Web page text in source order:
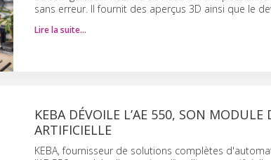
sans erreur. Il fournit des aperçus 3D ainsi que le
Lire la suite…
KEBA DÉVOILE L’AE 550, SON MODULE
ARTIFICIELLE
KEBA, fournisseur de solutions complètes